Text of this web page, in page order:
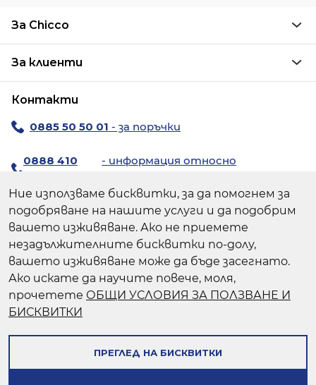
Ние използваме бисквитки, за да помогнем за
подобряване на нашите услуги и да подобрим
вашето изживяване. Ако не приемете
незадължителните бисквитки по-долу,
вашето изживяване може да бъде засегнато.
Ако искате да научите повече, моля,
прочетете ОБЩИ УСЛОВИЯ ЗА ПОЛЗВАНЕ И
БИСКВИТКИ
ПРЕГЛЕД НА БИСКВИТКИ
За Chicco
За клиенти
Контакти
0885 50 50 01 - за поръчки
0888 410
- информация относно
За поръчки:chiccoshop@avendi.bg
За резервни части: chicco@avendi.bg
Пишете ни >
Авенди - официален вносител | Мувио
Лоджистикс - официален онлайн търговец
Следвайте ни: